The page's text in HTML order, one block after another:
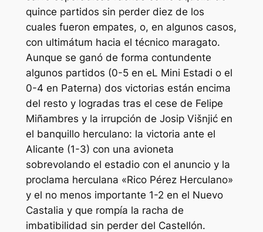
quince partidos sin perder diez de los
cuales fueron empates, o, en algunos casos,
con ultimátum hacia el técnico maragato.
Aunque se ganó de forma contundente
algunos partidos (0-5 en eL Mini Estadi o el
0-4 en Paterna) dos victorias están encima
del resto y logradas tras el cese de Felipe
Miñambres y la irrupción de Josip Višnjić en
el banquillo herculano: la victoria ante el
Alicante (1-3) con una avioneta
sobrevolando el estadio con el anuncio y la
proclama herculana «Rico Pérez Herculano»
y el no menos importante 1-2 en el Nuevo
Castalia y que rompía la racha de
imbatibilidad sin perder del Castellón.